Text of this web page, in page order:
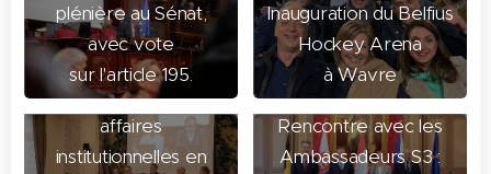
plénière au Sénat,
avec vote
sur l'article 195.
Inauguration du Belfius
Hockey Arena
à Wavre
30 mars 2026.
Commission des
affaires
institutionnelles en
26 mars 2026.
Rencontre avec les
Ambassadeurs S3 :